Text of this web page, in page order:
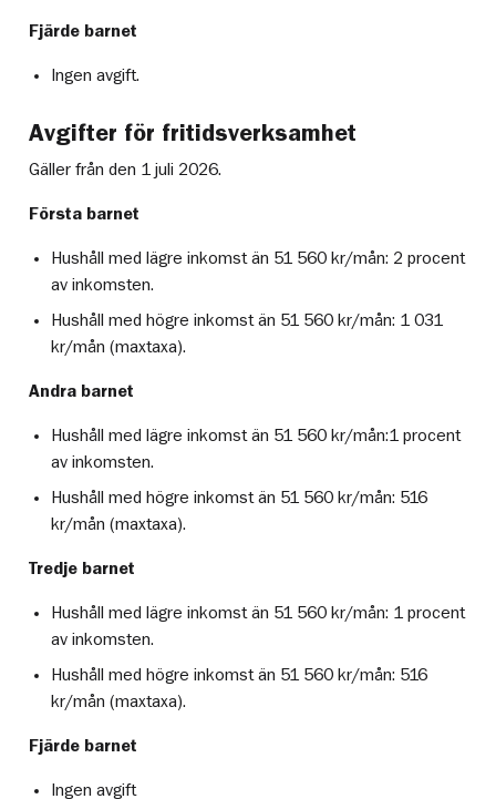
Fjärde barnet
Ingen avgift.
Avgifter för fritidsverksamhet
Gäller från den 1 juli 2026.
Första barnet
Hushåll med lägre inkomst än 51 560 kr/mån: 2 procent
av inkomsten.
Hushåll med högre inkomst än 51 560 kr/mån: 1 031
kr/mån (maxtaxa).
Andra barnet
Hushåll med lägre inkomst än 51 560 kr/mån:1 procent
av inkomsten.
Hushåll med högre inkomst än 51 560 kr/mån: 516
kr/mån (maxtaxa).
Tredje barnet
Hushåll med lägre inkomst än 51 560 kr/mån: 1 procent
av inkomsten.
Hushåll med högre inkomst än 51 560 kr/mån: 516
kr/mån (maxtaxa).
Fjärde barnet
Ingen avgift